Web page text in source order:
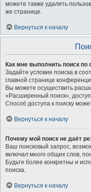
можете также удалять
же странице.
Вернуться к началу
Как мне выполнить поиск
Задайте условие поиска в
главной странице
Вы можете осуществить
«Расширенный поиск»,
Способ доступа к поиску
Вернуться к началу
Почему мой поиск не даёт
Ваш поисковый запрос,
включал много общих слов,
Будьте более конкретны и
поиска.
Вернуться к началу